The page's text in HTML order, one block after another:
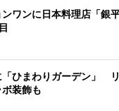
ンワンに日本料理店「
「ひまわりガーデン」
装飾も